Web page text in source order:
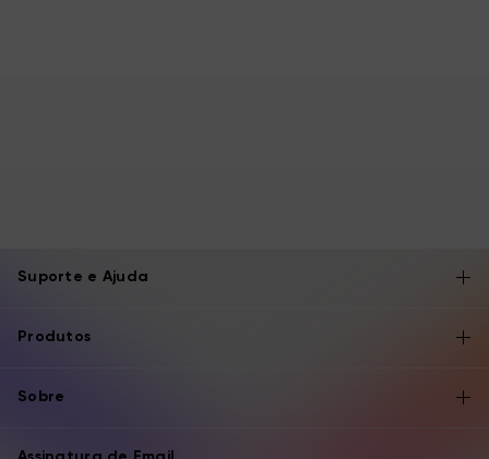
Suporte e Ajuda
Produtos
Sobre